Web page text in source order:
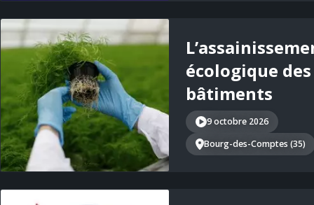
écologique des
bâtiments
9 octobre 2026
Bourg-des-Comptes (35)